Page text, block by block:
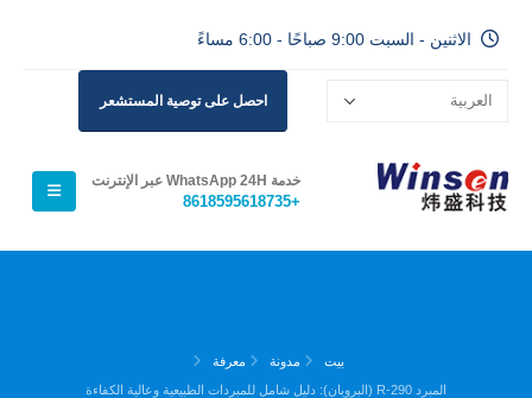
الاثنين - السبت 9:00 صباحًا - 6:00 مساءً
احصل على توصية المستشعر
خدمة WhatsApp 24H عبر الإنترنت
+8618595618735
بيت مدونة
معرفة
المبرد R-290 (البروبان): دليل شامل للمبردات الطبيعية وعالية الكفاءة